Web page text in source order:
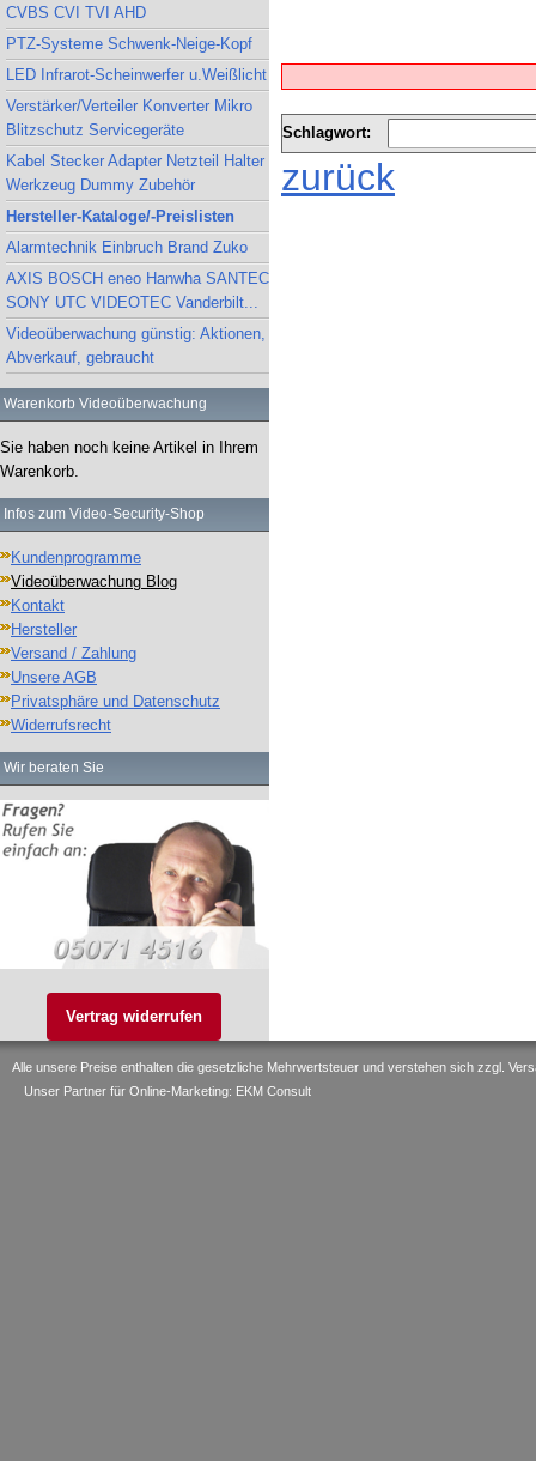
CVBS CVI TVI AHD
PTZ-Systeme Schwenk-Neige-Kopf
LED Infrarot-Scheinwerfer u.Weißlicht
Verstärker/Verteiler Konverter Mikro
Blitzschutz Servicegeräte
Kabel Stecker Adapter Netzteil Halter
Werkzeug Dummy Zubehör
Hersteller-Kataloge/-Preislisten
Alarmtechnik Einbruch Brand Zuko
AXIS BOSCH eneo Hanwha SANTEC
SONY UTC VIDEOTEC Vanderbilt...
Videoüberwachung günstig: Aktionen,
Abverkauf, gebraucht
Warenkorb Videoüberwachung
Sie haben noch keine Artikel in Ihrem
Warenkorb.
Infos zum Video-Security-Shop
Kundenprogramme
Videoüberwachung Blog
Kontakt
Hersteller
Versand / Zahlung
Unsere AGB
Privatsphäre und Datenschutz
Widerrufsrecht
Wir beraten Sie
Vertrag widerrufen
Schlagwort:
zurück
Alle unsere Preise enthalten die gesetzliche Mehrwertsteuer und verstehen sich zzgl.
Unser Partner für Online-Marketing: EKM Consult